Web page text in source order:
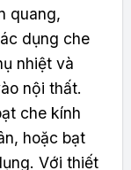
quang,
dụng che
nhiệt và
nội thất.
che kính
hoặc bạt
Với thiết